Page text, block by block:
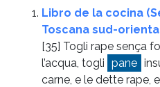
Libro de la cocina
Toscana sud-
[35] Togli rape sença
l’acqua, togli pane
carne, e le dette rape,